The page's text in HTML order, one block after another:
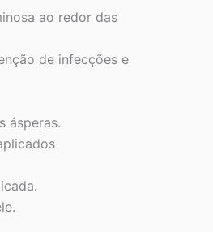
ao redor das
de infecções e
ásperas.